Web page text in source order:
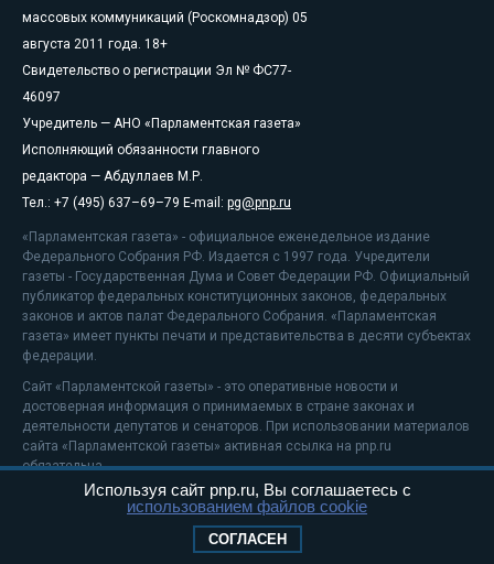
массовых коммуникаций (Роскомнадзор) 05
августа 2011 года. 18+
Свидетельство о регистрации Эл № ФС77-
46097
Учредитель — АНО «Парламентская газета»
Исполняющий обязанности главного
редактора — Абдуллаев М.Р.
Тел.: +7 (495) 637–69–79 E-mail: pg@pnp.ru
«Парламентская газета» - официальное еженедельное издание
Федерального Собрания РФ. Издается с 1997 года. Учредители
газеты - Государственная Дума и Совет Федерации РФ. Официальный
публикатор федеральных конституционных законов, федеральных
законов и актов палат Федерального Собрания. «Парламентская
газета» имеет пункты печати и представительства в десяти субъектах
федерации.
Сайт «Парламентской газеты» - это оперативные новости и
достоверная информация о принимаемых в стране законах и
деятельности депутатов и сенаторов. При использовании материалов
сайта «Парламентской газеты» активная ссылка на pnp.ru
обязательна.
На информационном ресурсе применяютсярекомендательные
Положение о защите персональных данных
Используя сайт pnp.ru, Вы соглашаетесь с
использованием файлов cookie
СОГЛАСЕН